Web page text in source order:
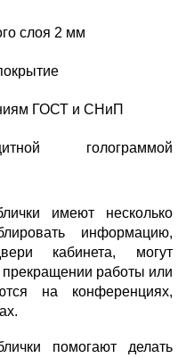
слоя 2 мм
ГОСТ и СНиП
голограммой
имеют несколько
информацию,
кабинета, могут
работы или
на конференциях,
помогают делать